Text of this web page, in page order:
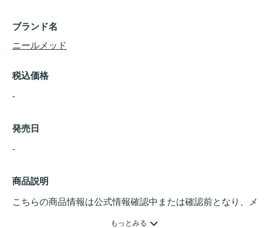
ブランド名
ニールメッド
税込価格
-
発売日
-
商品説明
こちらの商品情報は公式情報確認中または確認前となり、メ
もっとみる